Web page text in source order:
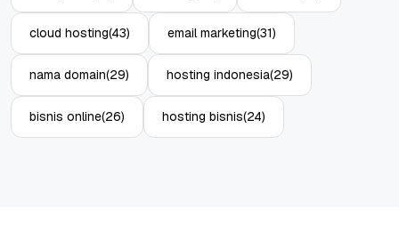
cloud hosting(43) email marketing(31)
nama domain(29) hosting indonesia(29)
bisnis online(26) hosting bisnis(24)